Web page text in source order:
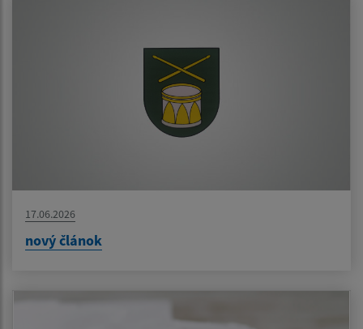
17.06.2026
nový článok